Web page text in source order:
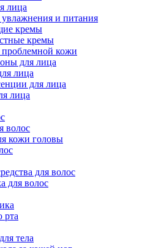
лица
и питания
кремы
кремы
кожи
для лица
лица
для лица
лица
волос
кожи головы
для волос
для волос
рта
тела